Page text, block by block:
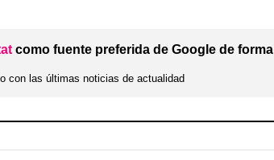
como fuente preferida de Google de forma
con las últimas noticias de actualidad